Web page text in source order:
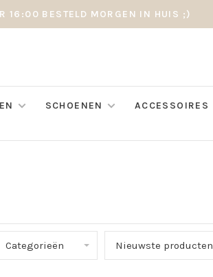
16:00 BESTELD MORGEN IN HUIS ;)
SCHOENEN ACCESSOIRES
Categorieën Nieuwste producten